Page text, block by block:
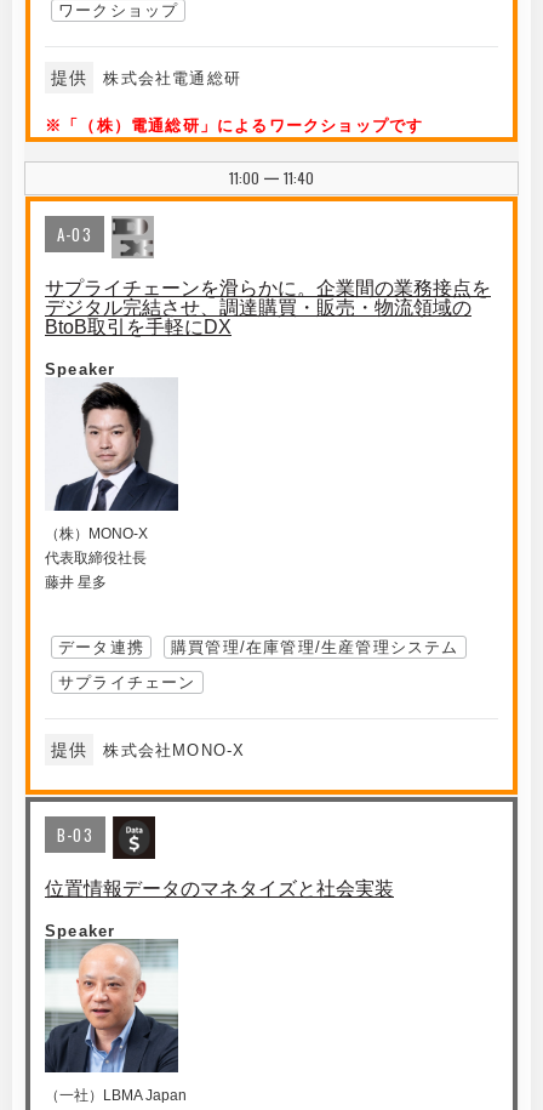
ワークショップ
提供 株式会社電通総研
※「（株）電通総研」によるワークショップです
11:00 | 11:40
A-03
サプライチェーンを滑らかに。企業間の業務接点を
デジタル完結させ、調達購買・販売・物流領域の
BtoB取引を手軽にDX
Speaker
（株）MONO-X
代表取締役社長
藤井 星多
データ連携
購買管理/在庫管理/生産管理システム
サプライチェーン
提供 株式会社MONO-X
B-03
位置情報データのマネタイズと社会実装
Speaker
（一社）LBMA Japan